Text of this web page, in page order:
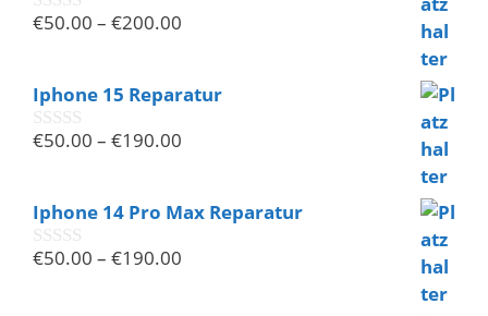
0
5
€50.00 – €200.00
Iphone 15 Reparatur
0
5
€50.00 – €190.00
Iphone 14 Pro Max Reparatur
0
€50.00 – €190.00